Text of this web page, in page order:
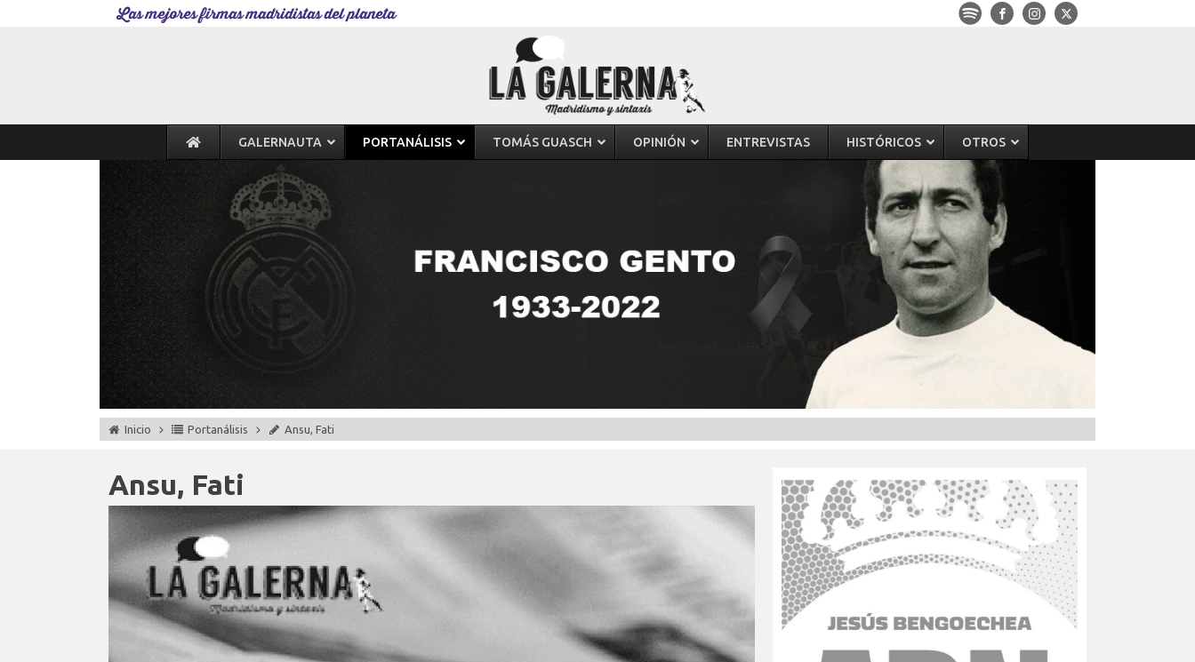
Las mejores firmas madridistas del planeta
GALERNAUTA PORTANÁLISIS TOMÁS GUASCH OPINIÓN ENTREVISTAS HISTÓRICOS OTROS
Inicio Portanálisis Ansu, Fati
Ansu, Fati